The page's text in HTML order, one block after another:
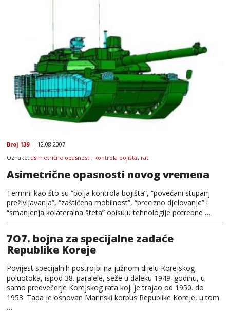
Broj 139
12.08.2007
Oznake: asimetrične opasnosti, kontrola bojišta, rat
Asimetrične opasnosti novog vremena
Termini kao što su “bolja kontrola bojišta”, “povećani stupanj
preživljavanja”, “zaštićena mobilnost”, “precizno djelovanje” i
“smanjenja kolateralna šteta” opisuju tehnologije potrebne …
7O7. bojna za specijalne zadaće
Republike Koreje
Povijest specijalnih postrojbi na južnom dijelu Korejskog
poluotoka, ispod 38. paralele, seže u daleku 1949. godinu, u
samo predvečerje Korejskog rata koji je trajao od 1950. do
1953. Tada je osnovan Marinski korpus Republike Koreje, u tom
…